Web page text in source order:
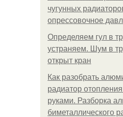
чугунных
опрессовочное
Определяем гул в
устраняем. Шум в
открыт кран
Как разобрать
радиатор
руками. Разборка
биметаллического